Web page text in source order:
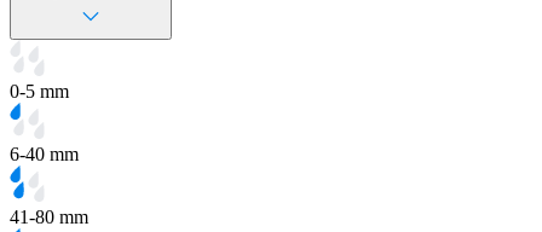
0-5 mm
6-40 mm
41-80 mm